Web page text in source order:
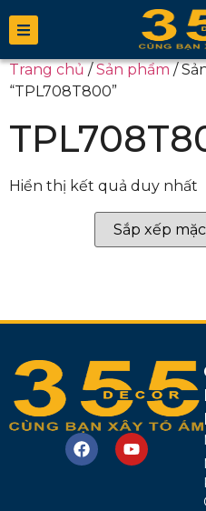
Trang chủ/Sản phẩm/
“TPL708T800”
Hiển thị kết quả duy nhất